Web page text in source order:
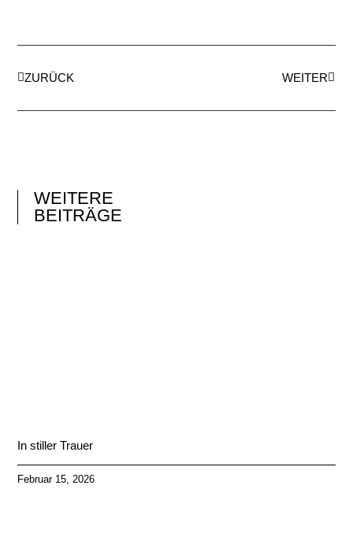
ZURÜCK WEITER
WEITERE
BEITRÄGE
In stiller Trauer
Februar 15, 2026